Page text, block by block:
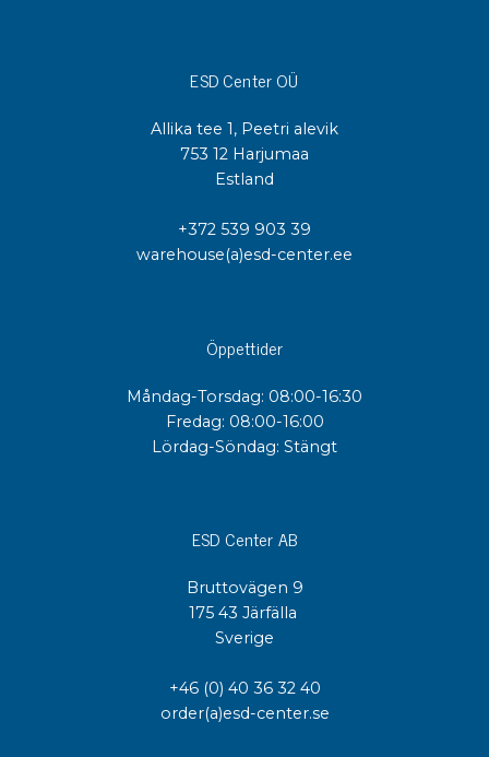
ESD Center OÜ
Allika tee 1, Peetri alevik
753 12 Harjumaa
Estland
+372 539 903 39
warehouse(a)esd-center.ee
Öppettider
Måndag-Torsdag: 08:00-16:30
Fredag: 08:00-16:00
Lördag-Söndag: Stängt
ESD Center AB
Bruttovägen 9
175 43 Järfälla
Sverige
+46 (0) 40 36 32 40
order(a)esd-center.se